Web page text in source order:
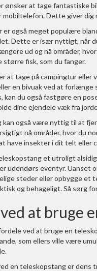
ønsker at tage fantastiske
mobiltelefon. Dette giver
også meget populære
Dette er især nyttigt, når
ud og nå områder,
fisk, som du fanger.
at tage på campingtur
en bivuak ved at forlænge
kan du også fastgøre en
dine ejendele væk fra
kan også være nyttig til at
nå områder, hvor du
have insekter i dit telt eller
et utroligt
udendørs eventyr. Uanset
steder eller opbygge et
og behageligt. Så sørg
at bruge
ved at bruge en
som ellers ville være
en teleskopstang er